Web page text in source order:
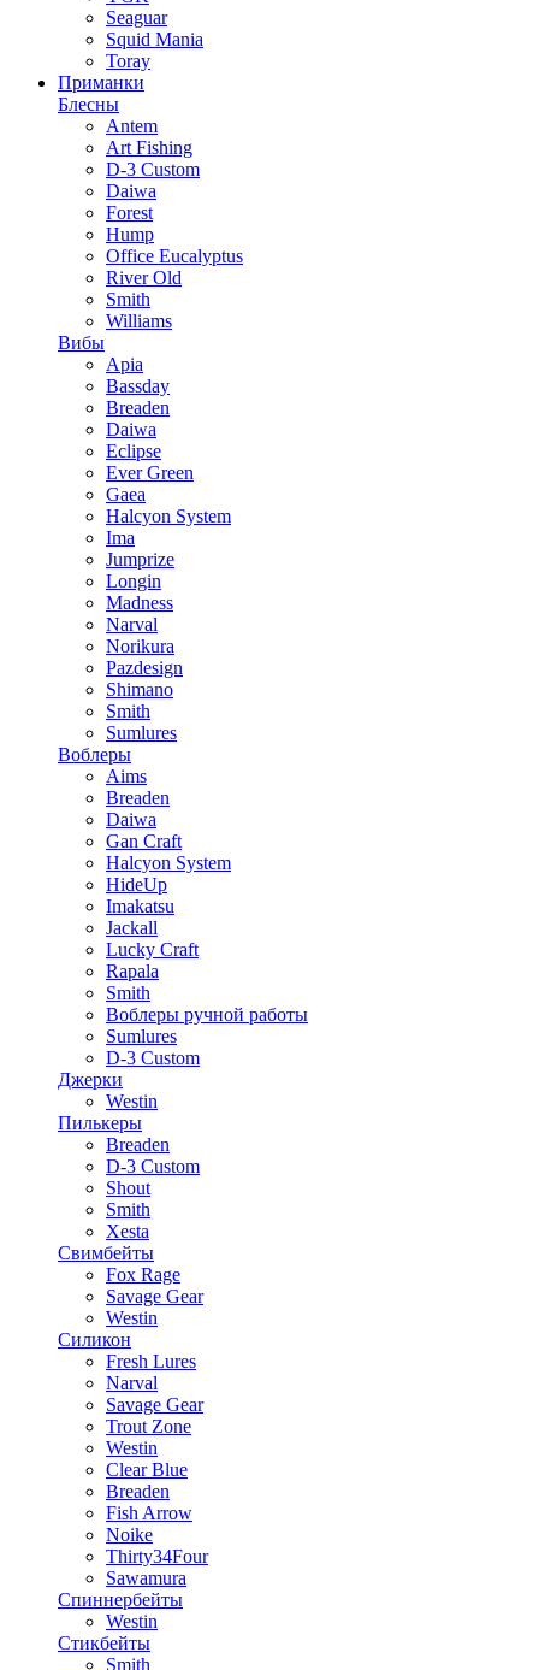
Seaguar
Squid Mania
Toray
Приманки
Блесны
Antem
Art Fishing
D-3 Custom
Daiwa
Forest
Hump
Office Eucalyptus
River Old
Smith
Williams
Вибы
Apia
Bassday
Breaden
Daiwa
Eclipse
Ever Green
Gaea
Halcyon System
Ima
Jumprize
Longin
Madness
Narval
Norikura
Pazdesign
Shimano
Smith
Sumlures
Воблеры
Aims
Breaden
Daiwa
Gan Craft
Halcyon System
HideUp
Imakatsu
Jackall
Lucky Craft
Rapala
Smith
Воблеры ручной работы
Sumlures
D-3 Custom
Джерки
Westin
Пилькеры
Breaden
D-3 Custom
Shout
Smith
Xesta
Свимбейты
Fox Rage
Savage Gear
Westin
Силикон
Fresh Lures
Narval
Savage Gear
Trout Zone
Westin
Clear Blue
Breaden
Fish Arrow
Noike
Thirty34Four
Sawamura
Спиннербейты
Westin
Стикбейты
Smith